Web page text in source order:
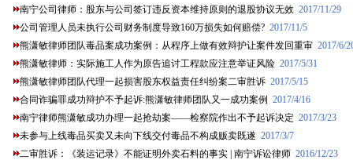
南宁公司律师：股东与公司签订违反资本维持原则的退股协议无效 2017/11/29
公司管理人员未执行公司财务制度导致160万损失如何赔偿? 2017/11/5
熊潇敏律师团队毒品案成功案例：从程序上做有效辩护让案件发回重审 2017/6/
熊潇敏律师：实际施工人作为原告追讨工程款应注意举证风险 2017/5/31
熊潇敏律师团队代理一起损害股东权益责任纠纷案二审胜诉 2017/5/15
合同诈骗罪成功辩护不予起诉:熊潇敏律师团队又一成功案例 2017/4/16
南宁律师熊潇敏成功办理一起抢劫案——检察院作出不予起诉决定 2017/3/23
未参与上线毒品买卖又未向下线交付毒品不构成贩卖既遂 2017/3/7
二审胜诉：《装运记录》不能证明外卖石料的事实 | 南宁诉讼律师 2016/12/23